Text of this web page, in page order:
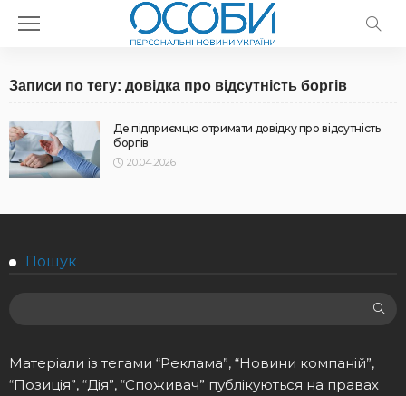
Записи по тегу: довідка про відсутність боргів
Де підприємцю отримати довідку про відсутність
боргів
20.04.2026
Пошук
Матеріали із тегами “Реклама”, “Новини компаній”,
“Позиція”, “Дія”, “Споживач” публікуються на правах